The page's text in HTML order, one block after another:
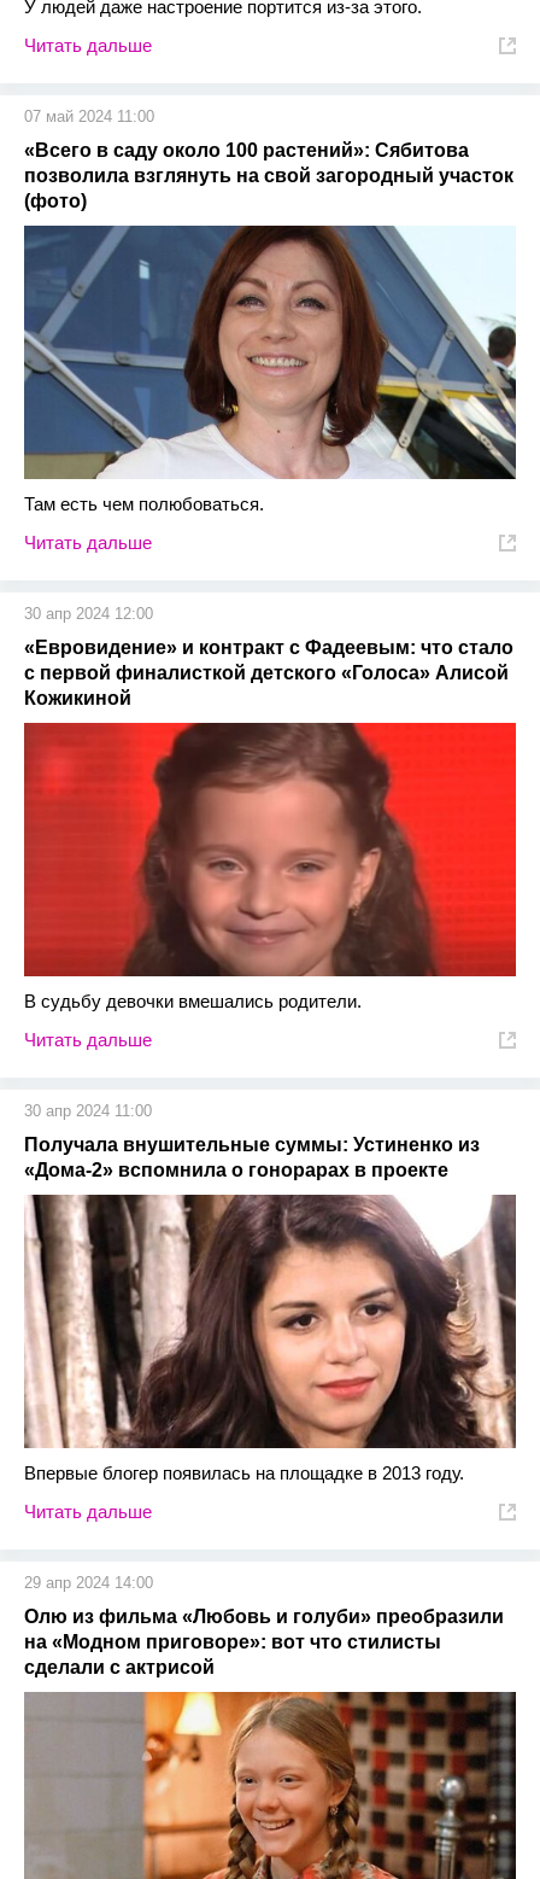
У людей даже настроение портится из-за этого.
Читать дальше
07 май 2024 11:00
«Всего в саду около 100 растений»: Сябитова
позволила взглянуть на свой загородный участок
(фото)
Там есть чем полюбоваться.
Читать дальше
30 апр 2024 12:00
«Евровидение» и контракт с Фадеевым: что стало
с первой финалисткой детского «Голоса» Алисой
Кожикиной
В судьбу девочки вмешались родители.
Читать дальше
30 апр 2024 11:00
Получала внушительные суммы: Устиненко из
«Дома-2» вспомнила о гонорарах в проекте
Впервые блогер появилась на площадке в 2013 году.
Читать дальше
29 апр 2024 14:00
Олю из фильма «Любовь и голуби» преобразили
на «Модном приговоре»: вот что стилисты
сделали с актрисой